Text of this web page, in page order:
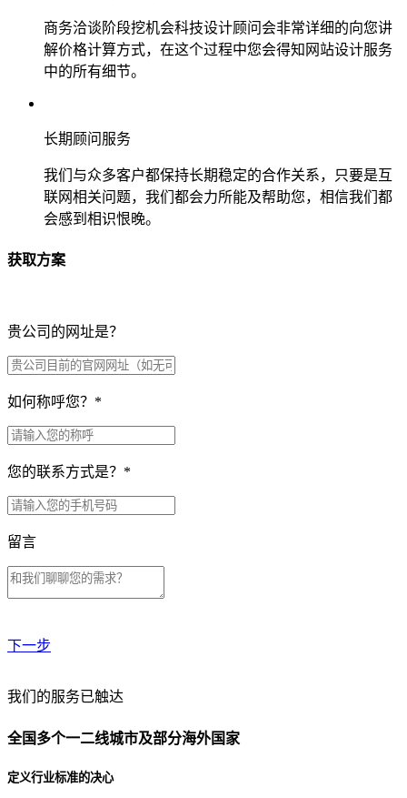
商务洽谈阶段挖机会科技设计顾问会非常详细的向您讲
解价格计算方式，在这个过程中您会得知网站设计服务
中的所有细节。
长期顾问服务
我们与众多客户都保持长期稳定的合作关系，只要是互
联网相关问题，我们都会力所能及帮助您，相信我们都
会感到相识恨晚。
获取方案
贵公司的网址是？
如何称呼您？ *
您的联系方式是？ *
留言
下一步
贵公司预算范围是？
贵公司的团队规模是？
我们的服务已触达
全国多个一二线城市及部分海外国家
定义行业标准的决心